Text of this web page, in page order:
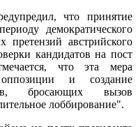
что принятие
демократического
австрийского
кандидатов на пост
что эта мера
и создание
бросающих вызов
лоббирование".